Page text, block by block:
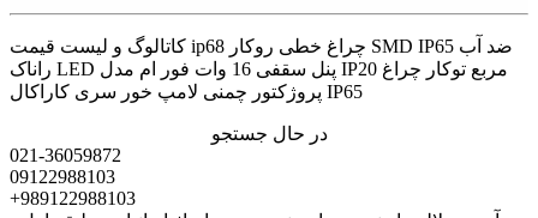
کاتالوگ و لیست قیمت ip68 چراغ خطی روکار SMD IP65 ضد آب
راناک LED پنل سقفی 16 وات فور ام مدل IP20 مربع توکار چراغ
پروژکتور چمنی لامپ خور سری کاراکال IP65
در حال جستجو
021-36059872
09122988103
+989122988103